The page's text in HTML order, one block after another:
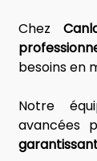
Chez
besoins en
Notre
avancées